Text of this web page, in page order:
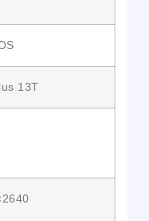
13T